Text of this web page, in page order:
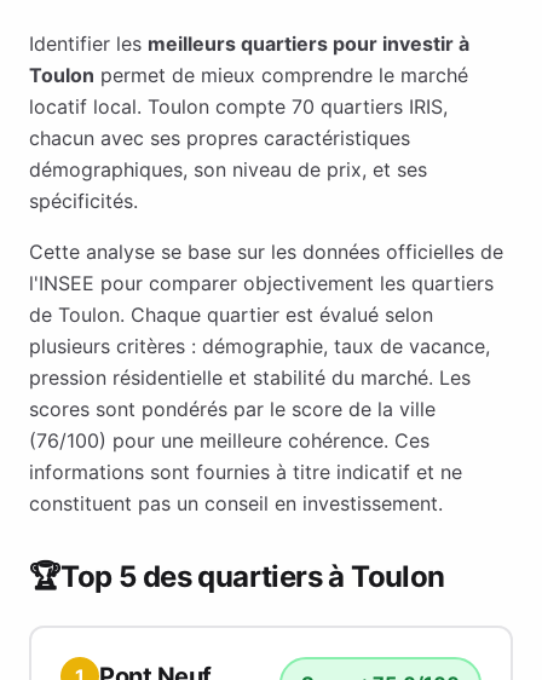
Identifier les meilleurs quartiers pour investir à
Toulon permet de mieux comprendre le marché
locatif local. Toulon compte 70 quartiers IRIS,
chacun avec ses propres caractéristiques
démographiques, son niveau de prix, et ses
spécificités.
Cette analyse se base sur les données officielles de
l'INSEE pour comparer objectivement les quartiers
de Toulon. Chaque quartier est évalué selon
plusieurs critères : démographie, taux de vacance,
pression résidentielle et stabilité du marché. Les
scores sont pondérés par le score de la ville
(76/100) pour une meilleure cohérence. Ces
informations sont fournies à titre indicatif et ne
constituent pas un conseil en investissement.
🏆Top 5 des quartiers àToulon